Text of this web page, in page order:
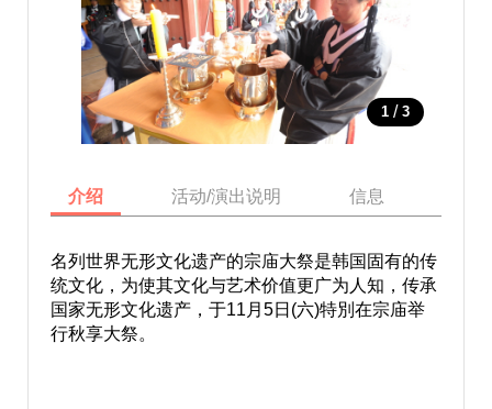
1 / 3
介绍 活动/演出说明 信息
名列世界无形文化遗产的宗庙大祭是韩国固有的传
统文化，为使其文化与艺术价值更广为人知，传承
国家无形文化遗产，于11月5日(六)特別在宗庙举
行秋享大祭。